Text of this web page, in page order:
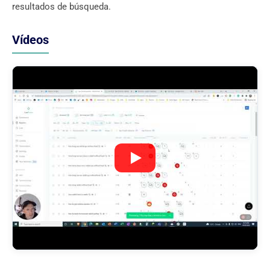
resultados de búsqueda.
Vídeos